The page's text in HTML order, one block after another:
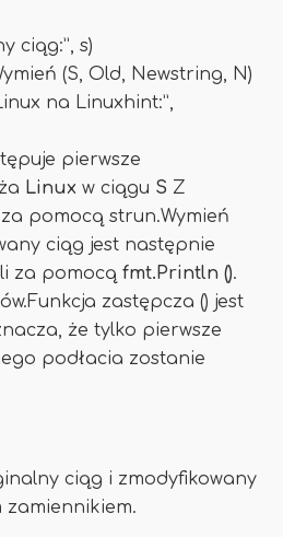
ciąg:”, s)
(S, Old, Newstring, N)
na Linuxhint:”,
pierwsze
Linux w ciągu S Z
za pomocą strun.Wymień
ciąg jest następnie
za pomocą fmt.Println ().
zastępcza () jest
że ​​tylko pierwsze
podłacia zostanie
ciąg i zmodyfikowany
zamiennikiem.